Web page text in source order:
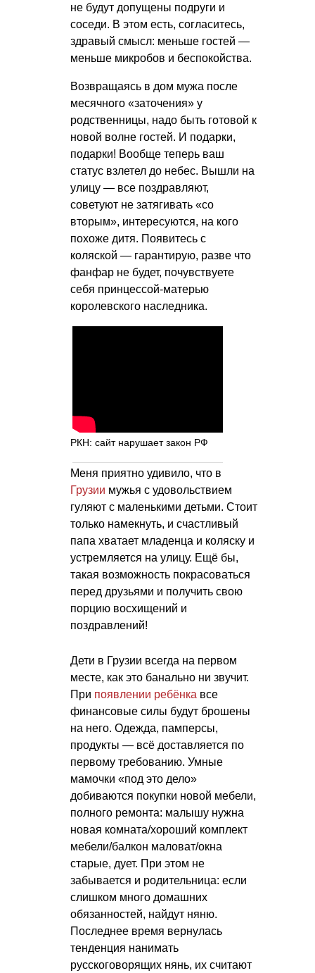
не будут допущены подруги и
соседи. В этом есть, согласитесь,
здравый смысл: меньше гостей —
меньше микробов и беспокойства.
Возвращаясь в дом мужа после
месячного «заточения» у
родственницы, надо быть готовой к
новой волне гостей. И подарки,
подарки! Вообще теперь ваш
статус взлетел до небес. Вышли на
улицу — все поздравляют,
советуют не затягивать «со
вторым», интересуются, на кого
похоже дитя. Появитесь с
коляской — гарантирую, разве что
фанфар не будет, почувствуете
себя принцессой-матерью
королевского наследника.
РКН: сайт нарушает закон РФ
Меня приятно удивило, что в
Грузии мужья с удовольствием
гуляют с маленькими детьми. Стоит
только намекнуть, и счастливый
папа хватает младенца и коляску и
устремляется на улицу. Ещё бы,
такая возможность покрасоваться
перед друзьями и получить свою
порцию восхищений и
поздравлений!
Дети в Грузии всегда на первом
месте, как это банально ни звучит.
При появлении ребёнка все
финансовые силы будут брошены
на него. Одежда, памперсы,
продукты — всё доставляется по
первому требованию. Умные
мамочки «под это дело»
добиваются покупки новой мебели,
полного ремонта: малышу нужна
новая комната/хороший комплект
мебели/балкон маловат/окна
старые, дует. При этом не
забывается и родительница: если
слишком много домашних
обязанностей, найдут няню.
Последнее время вернулась
тенденция нанимать
русскоговорящих нянь, их считают